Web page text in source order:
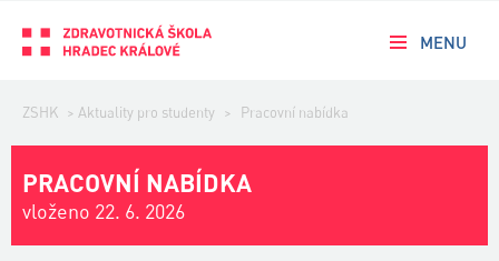
MENU
ZSHK > Aktuality pro studenty > Pracovní nabídka
PRACOVNÍ NABÍDKA
vloženo 22. 6. 2026